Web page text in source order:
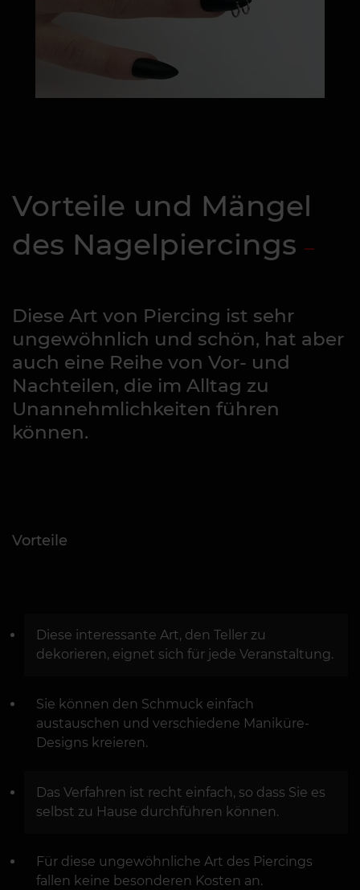
Vorteile und Mängel
des Nagelpiercings
Diese Art von Piercing ist sehr
ungewöhnlich und schön, hat aber
auch eine Reihe von Vor- und
Nachteilen, die im Alltag zu
Unannehmlichkeiten führen
können.
Vorteile
Diese interessante Art, den Teller zu
dekorieren, eignet sich für jede Veranstaltung.
Sie können den Schmuck einfach
austauschen und verschiedene Maniküre-
Designs kreieren.
Das Verfahren ist recht einfach, so dass Sie es
selbst zu Hause durchführen können.
Für diese ungewöhnliche Art des Piercings
fallen keine besonderen Kosten an.